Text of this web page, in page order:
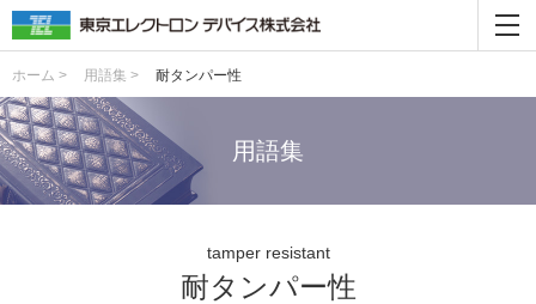
ホーム > 用語集 > 耐タンパー性
用語集
tamper resistant
耐タンパー性